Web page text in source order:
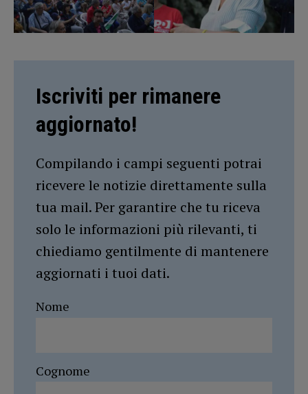
Iscriviti per rimanere
aggiornato!
Compilando i campi seguenti potrai
ricevere le notizie direttamente sulla
tua mail. Per garantire che tu riceva
solo le informazioni più rilevanti, ti
chiediamo gentilmente di mantenere
aggiornati i tuoi dati.
Nome
Cognome